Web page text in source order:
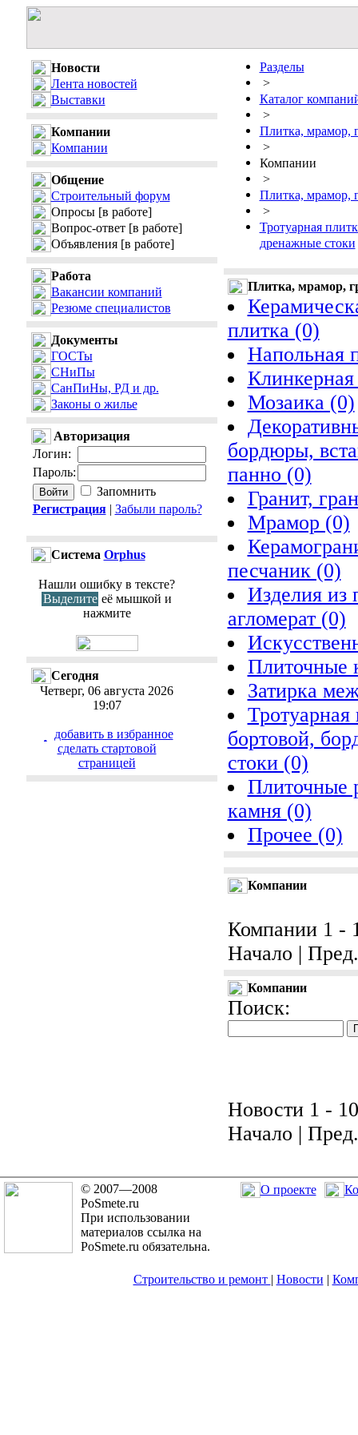
Новости
Лента новостей
Выставки
Компании
Компании
Общение
Строительный форум
Опросы [в работе]
Вопрос-ответ [в работе]
Объявления [в работе]
Работа
Вакансии компаний
Резюме специалистов
Документы
ГОСТы
СНиПы
СанПиНы, РД и др.
Законы о жилье
Авторизация
Логин:
Пароль:
Запомнить
Регистрация| Забыли пароль?
Cистема Orphus
Нашли ошибку в тексте?
Выделите её мышкой и
нажмите
Сегодня
Четверг, 06 августа 2026
19:07
добавить в избранное
cделать стартовой
страницей
Разделы
>
Каталог
>
Плитка, мрамор,
>
Компании
>
Плитка, мрамор,
>
Тротуарная
дренажные стоки
Плитка, мрамор,
плитка (0)
Напольная
Мозаика (0)
бордюры,
панно (0)
Гранит,
Мрамор (0)
песчаник (0)
Изделия из
агломерат (0)
Плиточные
Затирка
Тротуарная
бортовой,
стоки (0)
Плиточные
камня (0)
Прочее (0)
Компании
Компании 1 -
Начало |
Компании
Поиск:
Новости 1 -
Начало |
© 2007—2008
PoSmete.ru
При использовании
материалов ссылка на
PoSmete.ru обязательна.
О проекте
Строительство и ремонт | Новости |